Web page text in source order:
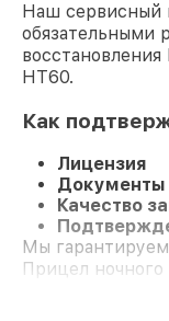
Наш сервисный
обязательными
HT60.
Как
Лицензия
Документы
Качество
Мы
Прицел